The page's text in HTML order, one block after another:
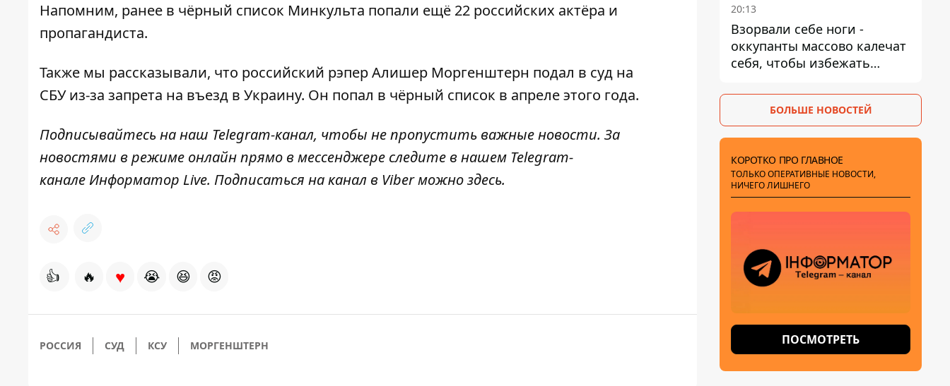
Напомним, ранее в чёрный список Минкульта попали ещё 22 российских актёра и
пропагандиста.
Также мы рассказывали, что российский рэперАлишер Моргенштерн подал в суд на
СБУиз-за запрета на въезд в Украину. Он попал в чёрный список в апреле этого года.
Подписывайтесь на наш Telegram-канал, чтобы не пропустить важные новости. За
новостями в режиме онлайн прямо в мессенджере следите в нашем Telegram-
канале Информатор Live. Подписаться на канал в Viber можноздесь.
👍 🔥 ♥ 😭 😆 😡
РОССИЯ СУД КСУ МОРГЕНШТЕРН
20:13
Взорвали себе ноги -
оккупанты массово калечат
себя, чтобы избежать
БОЛЬШЕ НОВОСТЕЙ
КОРОТКО ПРО ГЛАВНОЕ
ТОЛЬКО ОПЕРАТИВНЫЕ НОВОСТИ,
НИЧЕГО ЛИШНЕГО
ПОСМОТРЕТЬ